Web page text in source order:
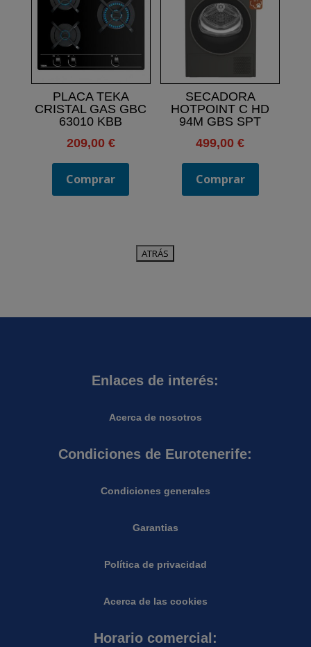
PLACA TEKA
CRISTAL GAS GBC
63010 KBB
209,00 €
Comprar
SECADORA
HOTPOINT C HD
94M GBS SPT
499,00€
Comprar
Enlaces de interés:
Acerca de nosotros
Condiciones de Eurotenerife:
Condiciones generales
Garantias
Política de privacidad
Acerca de las cookies
Horario comercial: